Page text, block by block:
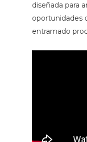
diseñada para
oportunidades
entramado